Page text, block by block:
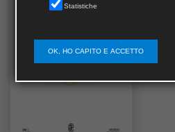
Statistiche
OK, HO CAPITO E ACCETTO